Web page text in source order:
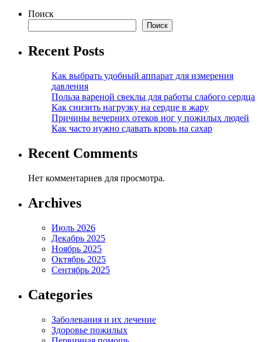
Поиск
Поиск
Recent Posts
Как выбрать удобный аппарат для измерения
давления
Польза вареной свеклы для работы слабого сердца
Как снизить нагрузку на сердце в жару
Причины вечерних отеков ног у пожилых людей
Как часто нужно сдавать кровь на сахар
Recent Comments
Нет комментариев для просмотра.
Archives
Июль 2026
Декабрь 2025
Ноябрь 2025
Октябрь 2025
Сентябрь 2025
Categories
Заболевания и их лечение
Здоровье пожилых